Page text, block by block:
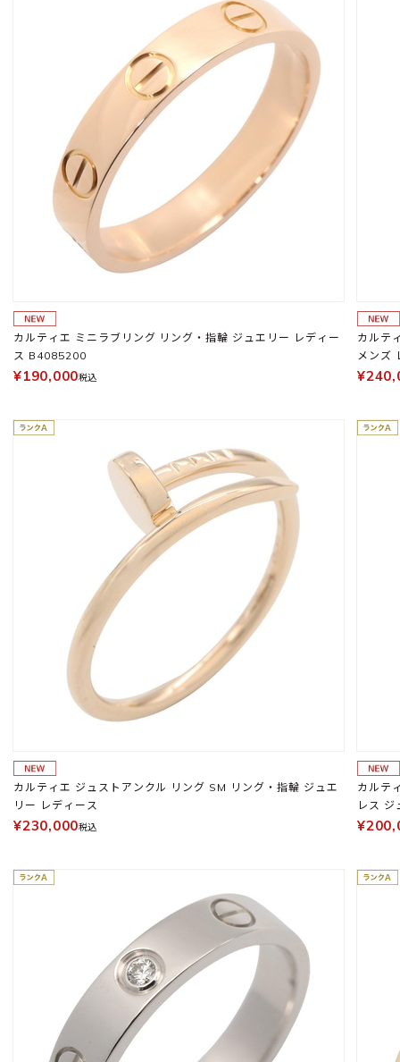
カルティエ ミニラブリング リング・指輪 ジュエリー レディー
ス B4085200
¥190,000税込
カルテ
メンズ
カルティエ ジュストアンクル リング SM リング・指輪 ジュエ
リー レディース
¥230,000税込
カルテ
レス